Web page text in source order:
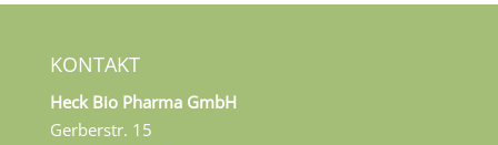
KONTAKT
Heck Bio Pharma GmbH
Gerberstr. 15